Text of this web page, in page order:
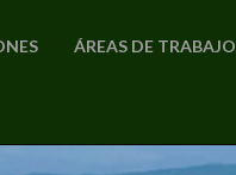
ÁREAS DE TRABAJO